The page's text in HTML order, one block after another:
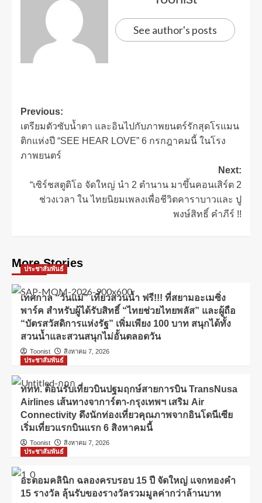
See author's posts
Previous:
เตรียมตัวซับน้ำตา และอินไปกับภาพยนตร์รักสุดโรแมน
ติกแห่งปี “SEE HEAR LOVE” 6 กรกฎาคมนี้ ในโรง
ภาพยนตร์
Next:
“เซิร์ชสตูดิโอ จัดใหญ่ นำ 2 ตำนาน มาขึ้นคอนเสิร์ต 2
ช่วงเวลา ใน ไทยนิยมเพลงเพื่อชีวิตคาราบาวและ ปู
พงษ์สิทธิ์ คำภีร์ !!
More Stories
ประชาสัมพันธ์
เทศกาล “วันแม่” เที่ยวสวนน้ำ ฟรี!!! ที่สยามอะเมซิ่ง
พาร์ค สำหรับผู้ได้รับสิทธิ์ “ไทยช่วยไทยพลัส” และผู้ถือ
“บัตรสวัสดิการแห่งรัฐ” เพิ่มเพียง 100 บาท สนุกได้ทั้ง
สวนน้ำและสวนสนุกไม่อั้นตลอดวัน
Toonist
สิงหาคม 7, 2026
ประชาสัมพันธ์
ททท. ต้อนรับเที่ยวบินปฐมฤกษ์สายการบิน TransNusa
Airlines เส้นทางจาการ์ตา-กรุงเทพฯ เสริม Air
Connectivity ดึงนักท่องเที่ยวคุณภาพจากอินโดนีเซีย
เริ่มเที่ยวแรกบินแรก 6 สิงหาคมนี้
Toonist
สิงหาคม 7, 2026
ประชาสัมพันธ์
อะตอมคลินิก ฉลองครบรอบ 15 ปี จัดใหญ่ แจกทองคำ
15 รางวัล ลุ้นรับของรางวัลรวมมูลค่ากว่าล้านบาท